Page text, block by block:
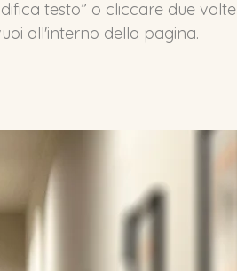
testo” o cliccare due volte
all'interno della pagina.